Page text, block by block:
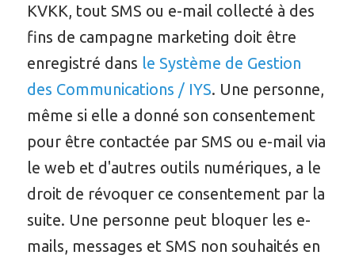
KVKK, tout SMS ou e-mail collecté à des
fins de campagne marketing doit être
enregistré dans le Système de Gestion
des Communications / IYS. Une personne,
même si elle a donné son consentement
pour être contactée par SMS ou e-mail via
le web et d'autres outils numériques, a le
droit de révoquer ce consentement par la
suite. Une personne peut bloquer les e-
mails, messages et SMS non souhaités en